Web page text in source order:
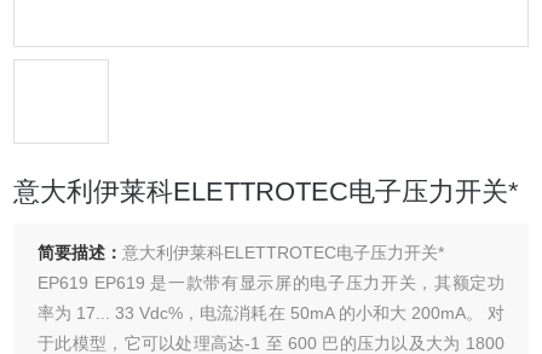
意大利伊莱科ELETTROTEC电子压力开关*
简要描述：意大利伊莱科ELETTROTEC电子压力开关*
EP619 EP619 是一款带有显示屏的电子压力开关，其额定功
率为 17... 33 Vdc%，电流消耗在 50mA 的小和大 200mA。 对
于此模型，它可以处理高达-1 至 600 巴的压力以及大为 1800